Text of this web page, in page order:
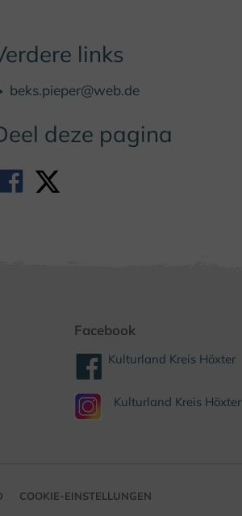
links
beks.pieper@web.de
deze pagina
Facebook
Kulturland Kreis Höxter
Kulturland Kreis Höxter
COOKIE-EINSTELLUNGEN